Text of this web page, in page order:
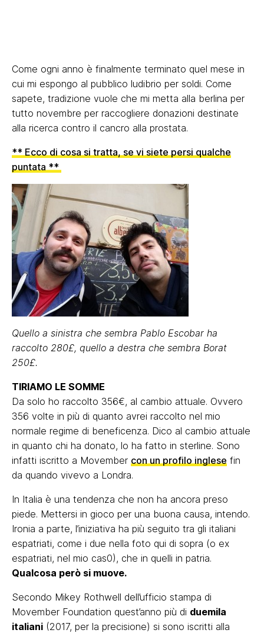
Come ogni anno è finalmente terminato quel mese in
cui mi espongo al pubblico ludibrio per soldi. Come
sapete, tradizione vuole che mi metta alla berlina per
tutto novembre per raccogliere donazioni destinate
alla ricerca contro il cancro alla prostata.
** Ecco di cosa si tratta, se vi siete persi qualche
puntata **
Quello a sinistra che sembra Pablo Escobar ha
raccolto 280£, quello a destra che sembra Borat
250£.
TIRIAMO LE SOMME
Da solo ho raccolto 356€, al cambio attuale. Ovvero
356 volte in più di quanto avrei raccolto nel mio
normale regime di beneficenza. Dico al cambio attuale
in quanto chi ha donato, lo ha fatto in sterline. Sono
infatti iscritto a Movember con un profilo inglese fin
da quando vivevo a Londra.
In Italia è una tendenza che non ha ancora preso
piede. Mettersi in gioco per una buona causa, intendo.
Ironia a parte, l’iniziativa ha più seguito tra gli italiani
espatriati, come i due nella foto qui di sopra (o ex
espatriati, nel mio cas0), che in quelli in patria.
Qualcosa però si muove.
Secondo Mikey Rothwell dell’ufficio stampa di
Movember Foundation quest’anno più di duemila
italiani (2017, per la precisione) si sono iscritti alla